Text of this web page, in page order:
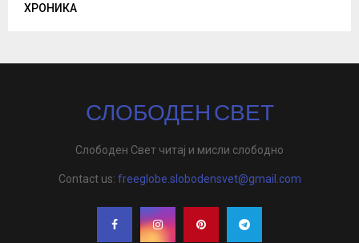
ХРОНИКА
СЛОБОДЕН СВЕТ
Слободен Свет читај и мисли слободно
Contact us: freeglobe.slobodensvet@gmail.com